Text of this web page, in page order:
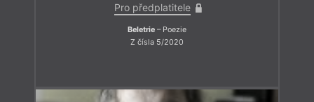
Pro předplatitele
Beletrie – Poezie
Z čísla 5/2020